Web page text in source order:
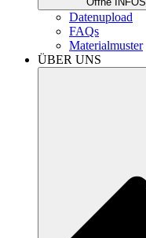
Datenupload
FAQs
Materialmuster
ÜBER UNS